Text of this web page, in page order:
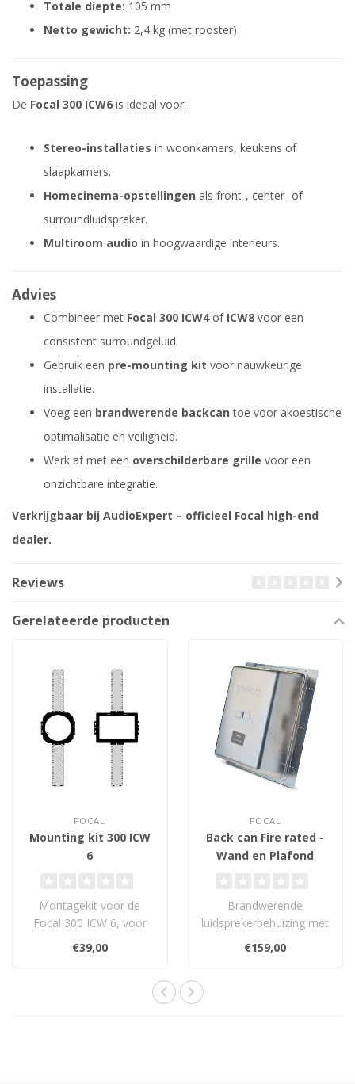
Totale diepte: 105 mm
Netto gewicht: 2,4 kg (met rooster)
Toepassing
De Focal 300 ICW6 is ideaal voor:
Stereo-installaties in woonkamers, keukens of
slaapkamers.
Homecinema-opstellingen als front-, center- of
surroundluidspreker.
Multiroom audio in hoogwaardige interieurs.
Advies
Combineer met Focal 300 ICW4of ICW8 voor een
consistent surroundgeluid.
Gebruik een pre-mounting kit voor nauwkeurige
installatie.
Voeg een brandwerende backcan toe voor akoestische
optimalisatie en veiligheid.
Werk af met een overschilderbare grille voor een
onzichtbare integratie.
Verkrijgbaar bij AudioExpert – officieel Focal high-end
dealer.
Reviews
Gerelateerde producten
FOCAL
Mounting kit 300 ICW
6
Montagekit voor de
Focal 300 ICW 6, voor
veilige, stabiele en nette
in-wall of i..
€39,00
FOCAL
Back can Fire rated -
Wand en Plafond
Brandwerende
luidsprekerbehuizing met
40 mm keramische
vezelisolatie voor
€159,00